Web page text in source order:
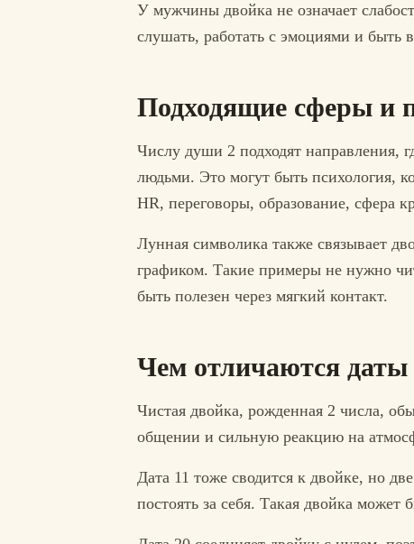
У мужчины двойка не означает
слушать, работать с эмоциями и быть
Подходящие сферы и
Числу души 2 подходят направления,
людьми. Это могут быть психология,
HR, переговоры, образование, сфера
Лунная символика также связывает
графиком. Такие примеры не нужно
быть полезен через мягкий контакт.
Чем отличаются даты
Чистая двойка, рожденная 2 числа,
общении и сильную реакцию на
Дата 11 тоже сводится к двойке, но
постоять за себя. Такая двойка